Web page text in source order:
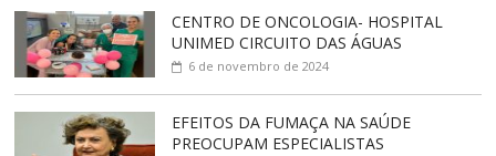
CENTRO DE ONCOLOGIA- HOSPITAL
UNIMED CIRCUITO DAS ÁGUAS
6 de novembro de 2024
EFEITOS DA FUMAÇA NA SAÚDE
PREOCUPAM ESPECIALISTAS